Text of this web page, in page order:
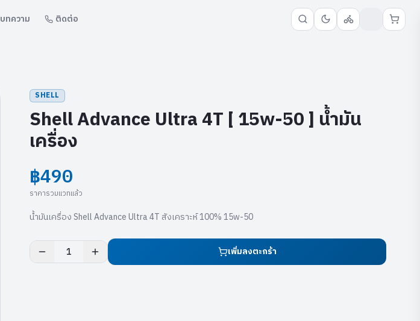
บทความ ติดต่อ
SHELL
Shell Advance Ultra 4T [ 15w-50 ] น้ำมัน
เครื่อง
฿490
ราคารวมแวทแล้ว
น้ำมันเครื่อง Shell Advance Ultra 4T สังเคราะห์ 100% 15w-50
1 เพิ่มลงตะกร้า